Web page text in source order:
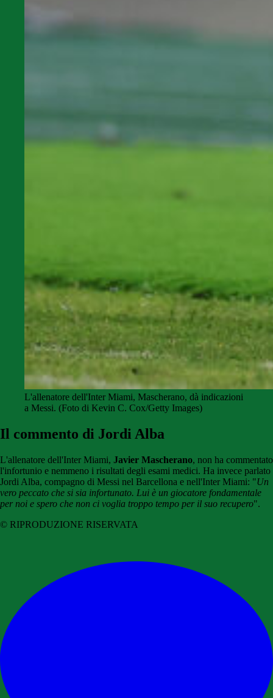
L'allenatore dell'Inter Miami, Mascherano, dà indicazioni
a Messi. (Foto di Kevin C. Cox/Getty Images)
Il commento di Jordi Alba
L'allenatore dell'Inter Miami, Javier Mascherano, non ha commentato
l'infortunio e nemmeno i risultati degli esami medici. Ha invece parlato
Jordi Alba, compagno di Messi nel Barcellona e nell'Inter Miami: "Un
vero peccato che si sia infortunato. Lui è un giocatore fondamentale
per noi e spero che non ci voglia troppo tempo per il suo recupero".
© RIPRODUZIONE RISERVATA